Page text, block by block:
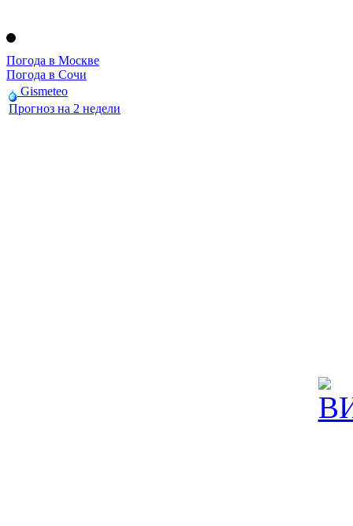
Погода в Москве
Погода в Сочи
Gismeteo
Прогноз на 2 недели